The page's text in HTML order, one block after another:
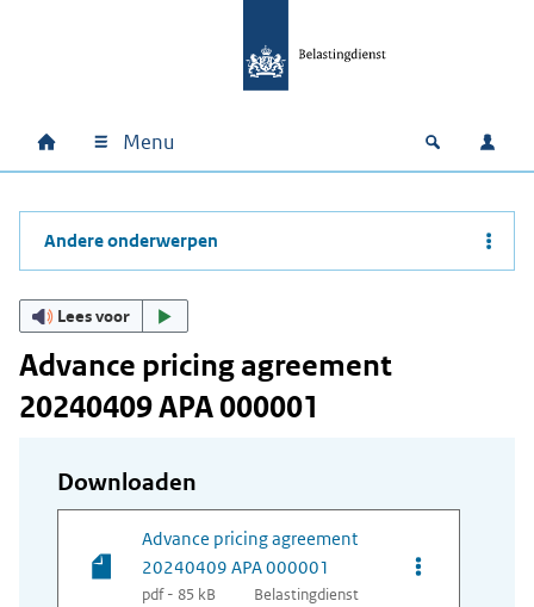
Hoofdnavigatie
Home Menu Open
Andere onderwerpen
Lees voor
Advance pricing agreement
20240409 APA 000001
Downloaden
Advance pricing agreement
20240409 APA 000001
pdf - 85 kB Belastingdienst
Opties van